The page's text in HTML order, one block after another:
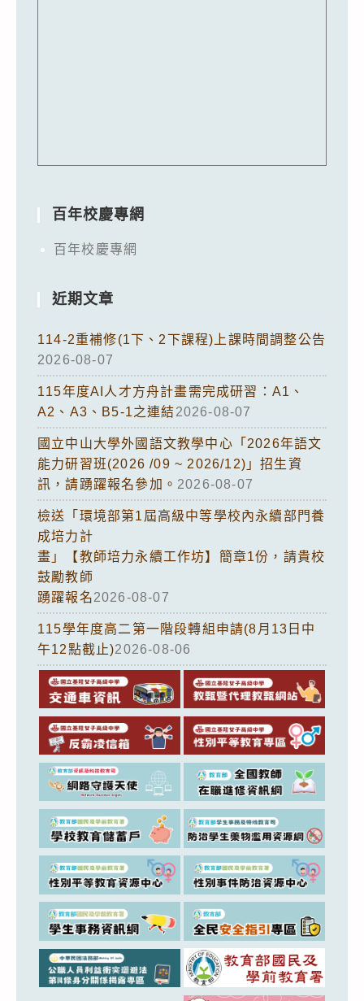
百年校慶專網
百年校慶專網
近期文章
114-2重補修(1下、2下課程)上課時間調整公告
2026-08-07
115年度AI人才方舟計畫需完成研習：A1、
A2、A3、B5-1之連結2026-08-07
國立中山大學外國語文教學中心「2026年語文
能力研習班(2026 /09 ~ 2026/12)」招生資
訊，請踴躍報名參加。 2026-08-07
檢送「環境部第1屆高級中等學校內永續部門養
成培力計
畫」【教師培力永續工作坊】簡章1份，請貴校
鼓勵教師
踴躍報名2026-08-07
115學年度高二第一階段轉組申請(8月13日中
午12點截止)2026-08-06